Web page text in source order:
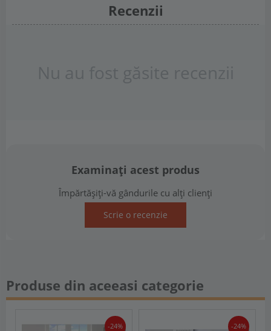
Recenzii
Examinați acest produs
Împărtășiți-vă gândurile cu alți clienți
Scrie o recenzie
Produse din aceeasi categorie
-24% -24%